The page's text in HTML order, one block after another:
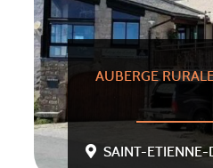
AUBERGE
SAINT-